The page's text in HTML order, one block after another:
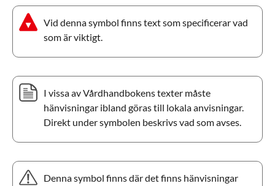
Vid denna symbol finns text som specificerar vad
som är viktigt.
I vissa av Vårdhandbokens texter måste
hänvisningar ibland göras till lokala anvisningar.
Direkt under symbolen beskrivs vad som avses.
Denna symbol finns där det finns hänvisningar